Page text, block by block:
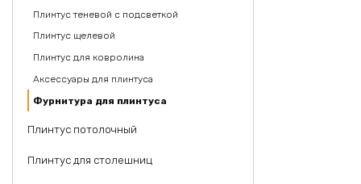
Плинтус теневой с подсветкой
Плинтус щелевой
Плинтус для ковролина
Аксессуары для плинтуса
Фурнитура для плинтуса
Плинтус потолочный
Плинтус для столешниц